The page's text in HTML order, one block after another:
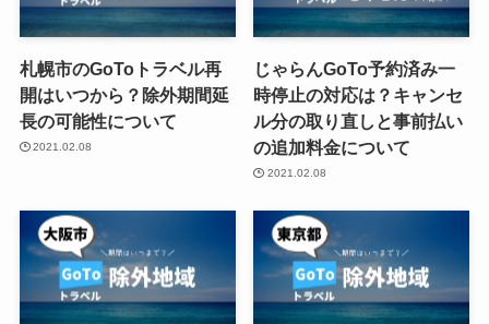
札幌市のGoToトラベル再
開はいつから？除外期間延
長の可能性について
2021.02.08
じゃらんGoTo予約済み一
時停止の対応は？キャンセ
ル分の取り直しと事前払い
の追加料金について
2021.02.08